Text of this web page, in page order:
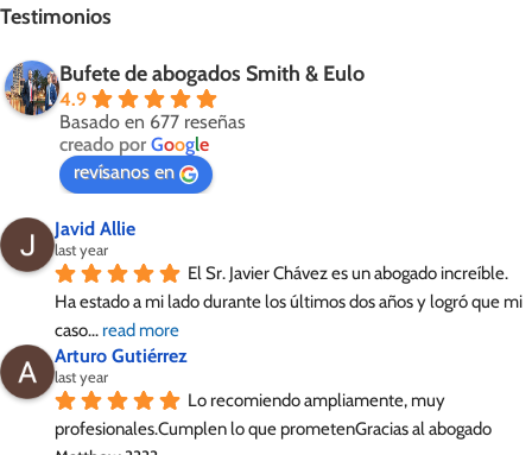
Testimonios
Bufete de abogados Smith & Eulo
4.9
Basado en 677 reseñas
creado por Google
revísanos en
Javid Allie
last year
El Sr. Javier Chávez es un abogado increíble.
Ha estado a mi lado durante los últimos dos años y logró que mi
caso... read more
Arturo Gutiérrez
last year
Lo recomiendo ampliamente, muy
profesionales.Cumplen lo que prometenGracias al abogado